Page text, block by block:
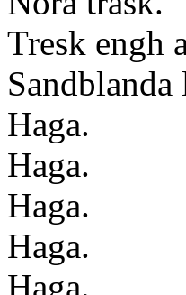
Tresk engh
Haga.
Haga.
Haga.
Haga.
Haga.